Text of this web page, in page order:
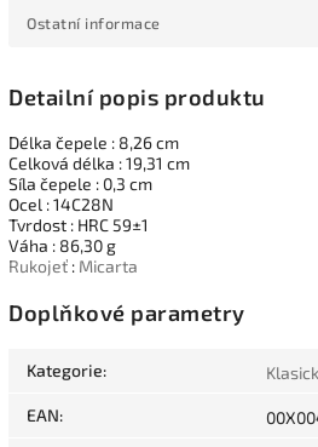
Ostatní informace
Detailní popis produktu
Délka čepele : 8,26 cm
Celková délka : 19,31 cm
Síla čepele : 0,3 cm
Ocel : 14C28N
Tvrdost : HRC 59±1
Váha : 86,30 g
Rukojeť : Micarta
Doplňkové parametry
Kategorie:
EAN: